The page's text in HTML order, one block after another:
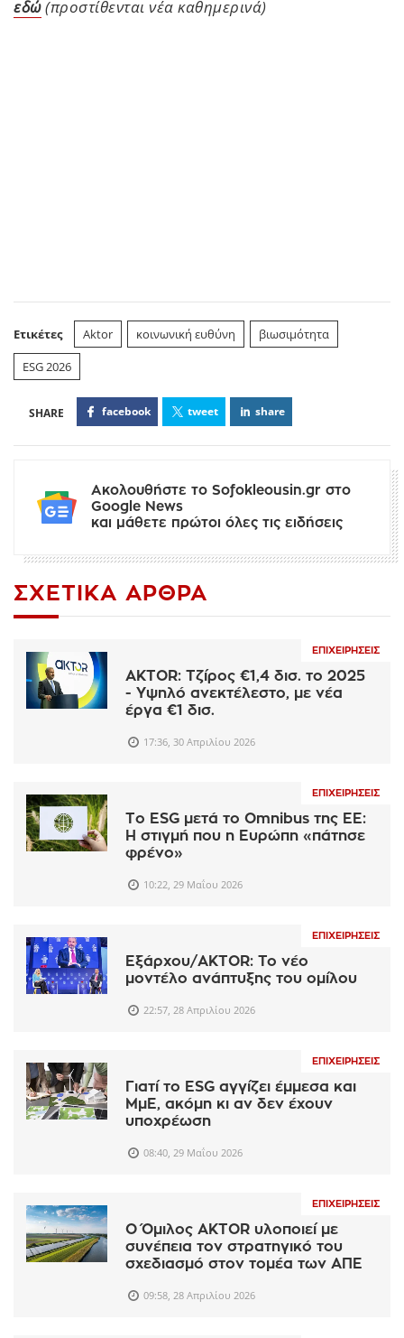
εδώ(προστίθενται νέα καθημερινά)
Ετικέτες Aktor κοινωνική ευθύνη
βιωσιμότητα
ESG 2026
facebook tweet share
Ακολουθήστε το Sofokleousin.gr στο
Google News
και μάθετε πρώτοι όλες τις ειδήσεις
ΣΧΕΤΙΚΆ ΆΡΘΡΑ
ΕΠΙΧΕΙΡΉΣΕΙΣ
AKTOR: Τζίρος €1,4 δισ. το 2025
- Υψηλό ανεκτέλεστο, με νέα
έργα €1 δισ.
17:36, 30 Απριλίου 2026
ΕΠΙΧΕΙΡΉΣΕΙΣ
Το ESG μετά το Omnibus της ΕΕ:
Η στιγμή που η Ευρώπη «πάτησε
φρένο»
10:22, 29 Μαΐου 2026
ΕΠΙΧΕΙΡΉΣΕΙΣ
Εξάρχου/AKTOR: To νέο
μοντέλο ανάπτυξης του ομίλου
22:57, 28 Απριλίου 2026
ΕΠΙΧΕΙΡΉΣΕΙΣ
Γιατί το ESG αγγίζει έμμεσα και
ΜμΕ, ακόμη κι αν δεν έχουν
υποχρέωση
08:40, 29 Μαΐου 2026
ΕΠΙΧΕΙΡΉΣΕΙΣ
Ο Όμιλος AKTOR υλοποιεί με
συνέπεια τον στρατηγικό του
σχεδιασμό στον τομέα των ΑΠΕ
09:58, 28 Απριλίου 2026